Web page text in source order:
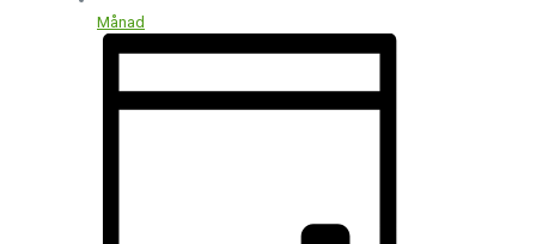
Månad